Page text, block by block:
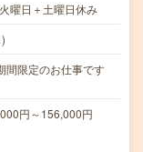
曜日＋土曜日休み
間限定のお仕事です
円～156,000円